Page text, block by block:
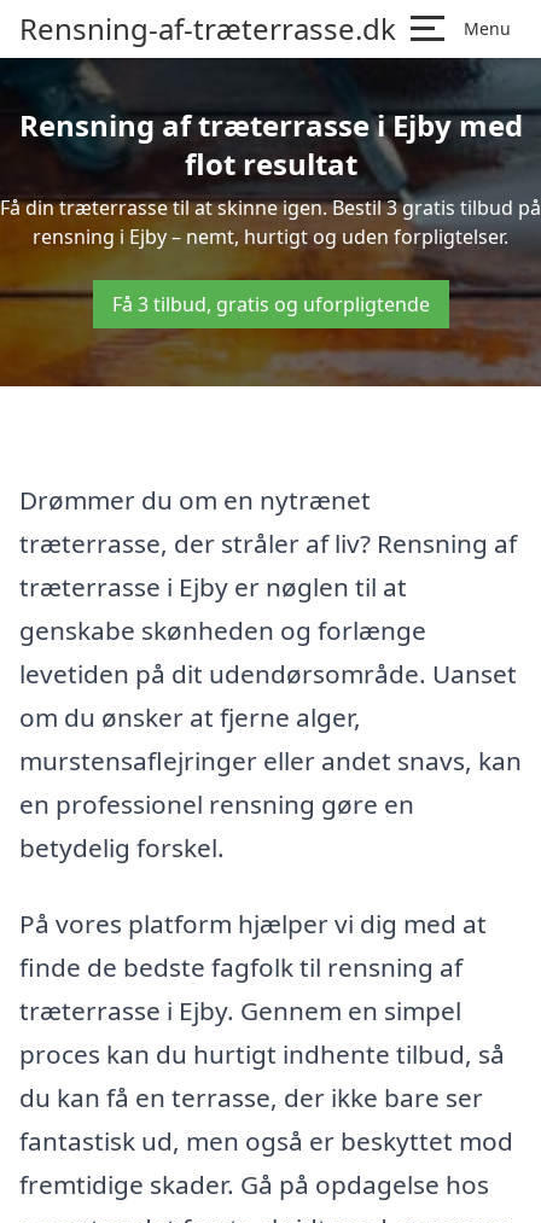
Rensning-af-træterrasse.dk Menu
Rensning af træterrasse i Ejby med
flot resultat
Få din træterrasse til at skinne igen. Bestil 3 gratis tilbud på
rensning i Ejby – nemt, hurtigt og uden forpligtelser.
Få 3 tilbud, gratis og uforpligtende
Drømmer du om en nytrænet
træterrasse, der stråler af liv? Rensning af
træterrasse i Ejby er nøglen til at
genskabe skønheden og forlænge
levetiden på dit udendørsområde. Uanset
om du ønsker at fjerne alger,
murstensaflejringer eller andet snavs, kan
en professionel rensning gøre en
betydelig forskel.
På vores platform hjælper vi dig med at
finde de bedste fagfolk til rensning af
træterrasse i Ejby. Gennem en simpel
proces kan du hurtigt indhente tilbud, så
du kan få en terrasse, der ikke bare ser
fantastisk ud, men også er beskyttet mod
fremtidige skader. Gå på opdagelse hos